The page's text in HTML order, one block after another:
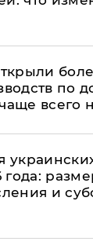
по
всего
года:
и